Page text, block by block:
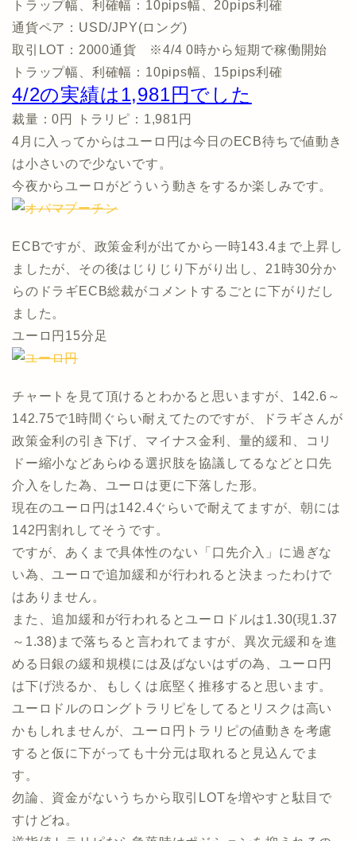
トラップ幅、利確幅：10pips幅、20pips利確
通貨ペア：USD/JPY(ロング)
取引LOT：2000通貨 ※4/4 0時から短期で稼働開始
トラップ幅、利確幅：10pips幅、15pips利確
4/2の実績は1,981円でした
裁量：0円 トラリピ：1,981円
4月に入ってからはユーロ円は今日のECB待ちで値動き
は小さいので少ないです。
今夜からユーロがどういう動きをするか楽しみです。
ECBですが、政策金利が出てから一時143.4まで上昇し
ましたが、その後はじりじり下がり出し、21時30分か
らのドラギECB総裁がコメントするごとに下がりだし
ました。
ユーロ円15分足
チャートを見て頂けるとわかると思いますが、142.6～
142.75で1時間ぐらい耐えてたのですが、ドラギさんが
政策金利の引き下げ、マイナス金利、量的緩和、コリ
ドー縮小などあらゆる選択肢を協議してるなどと口先
介入をした為、ユーロは更に下落した形。
現在のユーロ円は142.4ぐらいで耐えてますが、朝には
142円割れしてそうです。
ですが、あくまで具体性のない「口先介入」に過ぎな
い為、ユーロで追加緩和が行われると決まったわけで
はありません。
また、追加緩和が行われるとユーロドルは1.30(現1.37
～1.38)まで落ちると言われてますが、異次元緩和を進
める日銀の緩和規模には及ばないはずの為、ユーロ円
は下げ渋るか、もしくは底堅く推移すると思います。
ユーロドルのロングトラリピをしてるとリスクは高い
かもしれませんが、ユーロ円トラリピの値動きを考慮
すると仮に下がっても十分元は取れると見込んでま
す。
勿論、資金がないうちから取引LOTを増やすと駄目で
すけどね。